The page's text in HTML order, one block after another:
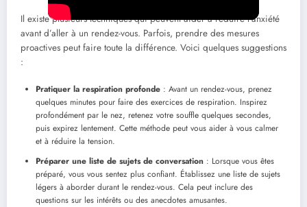
Il existe plusieurs techniques qui peuvent aider à réduire l’anxiété
avant d’aller à un rendez-vous. Parfois, prendre des mesures
proactives peut faire toute la différence. Voici quelques suggestions
:
Pratiquer la respiration profonde : Avant un rendez-vous, prenez
quelques minutes pour faire des exercices de respiration. Inspirez
profondément par le nez, retenez votre souffle quelques secondes,
puis expirez lentement. Cette méthode peut vous aider à vous calmer
et à réduire la tension.
Préparer une liste de sujets de conversation : Lorsque vous êtes
préparé, vous vous sentez plus confiant. Établissez une liste de sujets
légers à aborder durant le rendez-vous. Cela peut inclure des
questions sur les intérêts ou des anecdotes amusantes.